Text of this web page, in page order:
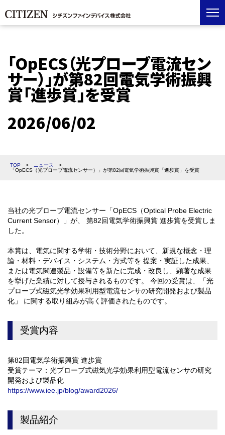
「OpECS（光プローブ電流セン
サー）」が第82回電気学術振興
賞「進歩賞」を受賞
2026/06/02
TOP > ニュース
>
「OpECS（光プローブ電流センサー）」が第82回電気学術振興賞「進歩賞」を受賞
当社の光プローブ電流センサー「OpECS（Optical Probe Electric
Current Sensor）」が、 第82回電気学術振興賞 進歩賞を受賞しま
した。
本賞は、電気に関する学術・技術分野において、新規な概念・理
論・材料・デバイス・システム・方式等を 提案・実証した成果、
または電気関連製品・設備等を新たに完成・改良し、顕著な成果
を挙げた業績に対して授与されるものです。 今回の受賞は、「光
プローブ式磁気光学効果利用型電流センサの研究開発および製品
化」 に関する取り組みが高く評価されたものです。
受賞内容
第82回電気学術振興賞 進歩賞
受賞テーマ：光プローブ式磁気光学効果利用型電流センサの研究
開発および製品化
https://www.iee.jp/blog/award2026/
製品紹介